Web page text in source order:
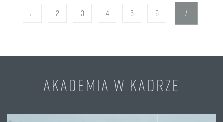
← 2 3 4 5 6 7
AKADEMIA W KADRZE